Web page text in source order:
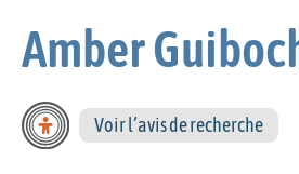
Amber
Voir l’avis de recherche